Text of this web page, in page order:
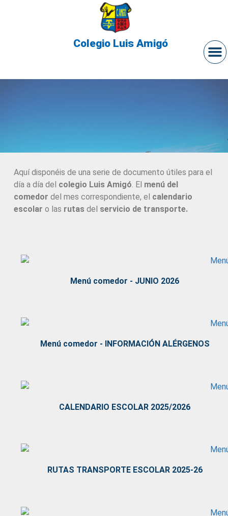
Colegio Luis Amigó
Aquí disponéis de una serie de documento útiles para el
día a día del colegio Luis Amigó. El menú del
comedor del mes correspondiente, el calendario
escolar o las rutas del servicio de transporte.
Menú comedor - JUNIO 2026
Menú comedor - INFORMACIÓN ALÉRGENOS
CALENDARIO ESCOLAR 2025/2026
RUTAS TRANSPORTE ESCOLAR 2025-26